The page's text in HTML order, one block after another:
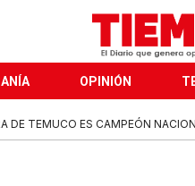
OPINIÓN
DE TEMUCO ES CAMPEÓN